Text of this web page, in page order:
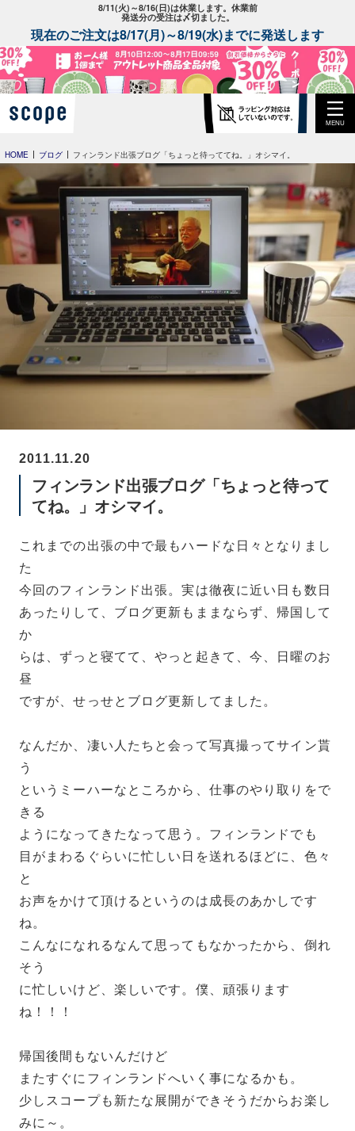
8/11(火)～8/16(日)は休業します。休業前
発送分の受注は〆切ました。
現在のご注文は8/17(月)～8/19(水)までに発送します
MENU
HOME ブログ フィンランド出張ブログ「ちょっと待っててね。」オシマイ。
2011.11.20
フィンランド出張ブログ「ちょっと待って
てね。」オシマイ。
これまでの出張の中で最もハードな日々となりまし
た
今回のフィンランド出張。実は徹夜に近い日も数日
あったりして、ブログ更新もままならず、帰国して
か
らは、ずっと寝てて、やっと起きて、今、日曜のお
昼
ですが、せっせとブログ更新してました。
なんだか、凄い人たちと会って写真撮ってサイン貰
う
というミーハーなところから、仕事のやり取りをで
きる
ようになってきたなって思う。フィンランドでも
目がまわるぐらいに忙しい日を送れるほどに、色々
と
お声をかけて頂けるというのは成長のあかしです
ね。
こんなになれるなんて思ってもなかったから、倒れ
そう
に忙しいけど、楽しいです。僕、頑張ります
ね！！！
帰国後間もないんだけど
またすぐにフィンランドへいく事になるかも。
少しスコープも新たな展開ができそうだからお楽し
みに～。